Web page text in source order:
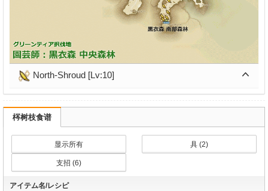
North-Shroud [Lv:10]
梣树枝食谱
显示所有 具 (2)
支招 (6)
アイテム名/レシピ